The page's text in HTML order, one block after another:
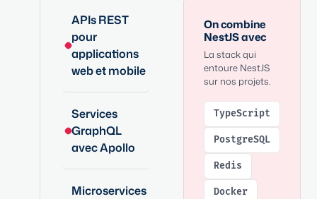
APIs REST
pour
applications
web et mobile
Services
GraphQL
avec Apollo
Microservices
On combine
NestJS avec
La stack qui
entoure NestJS
sur nos projets.
TypeScript
PostgreSQL
Redis
Docker